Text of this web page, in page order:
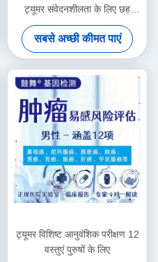
ट्यूमर संवेदनशीलता के लिए छह
जोखिम आकलन
सबसे अच्छी कीमत पाएं
ट्यूमर विशिष्ट आनुवंशिक परीक्षण 12
वस्तुएं पुरुषों के लिए